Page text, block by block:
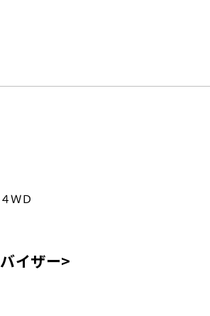
ＷＤ
イザー>